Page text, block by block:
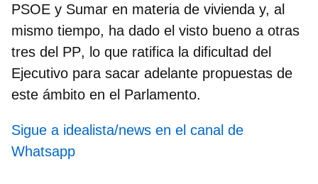
PSOE y Sumar en materia de vivienda y, al
mismo tiempo, ha dado el visto bueno a otras
tres del PP, lo que ratifica la dificultad del
Ejecutivo para sacar adelante propuestas de
este ámbito en el Parlamento.
Sigue a idealista/news en el canal de
Whatsapp